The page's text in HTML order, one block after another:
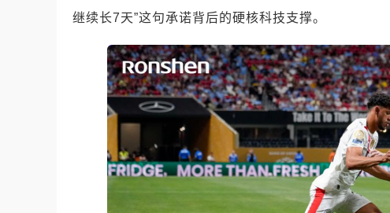
继续长7天”这句承诺背后的硬核科技支撑。